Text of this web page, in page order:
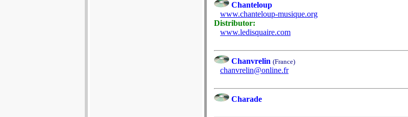
Chanteloup
www.chanteloup-musique.org
Distributor:
www.ledisquaire.com
Chanvrelin (France)
chanvrelin@online.fr
Charade